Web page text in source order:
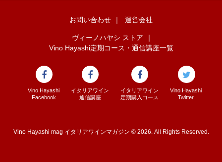
お問い合わせ ｜ 運営会社
ヴィーノハヤシ ストア
｜
Vino Hayashi定期コース・通信講座一覧
Vino Hayashi
Facebook
イタリアワイン
通信講座
イタリアワイン
定期購入コース
Vino Hayashi
Twitter
Vino Hayashi mag イタリアワインマガジン © 2026. All Rights Reserved.